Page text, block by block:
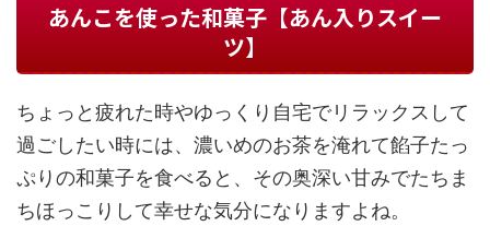
あんこを使った和菓子【あん入りスイー
ツ】
ちょっと疲れた時やゆっくり自宅でリラックスして
過ごしたい時には、濃いめのお茶を淹れて餡子たっ
ぷりの和菓子を食べると、その奥深い甘みでたちま
ちほっこりして幸せな気分になりますよね。